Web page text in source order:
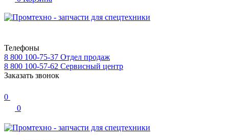
Телефоны
8 800 100-75-37 Отдел продаж
8 800 100-57-62 Сервисный центр
Заказать звонок
0
0